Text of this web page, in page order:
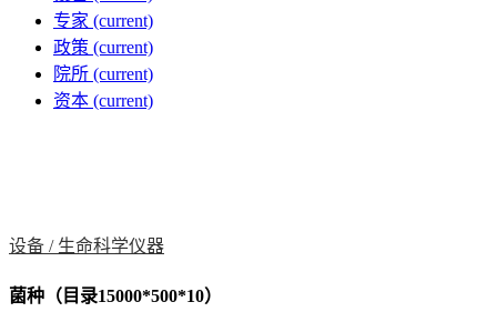
专家 (current)
政策 (current)
院所 (current)
资本 (current)
设备 / 生命科学仪器
菌种（目录15000*500*10）